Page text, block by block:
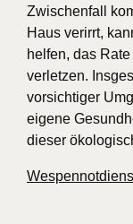
Zwischenfall
Haus verirrt,
helfen, das
verletzen.
vorsichtiger
eigene
dieser